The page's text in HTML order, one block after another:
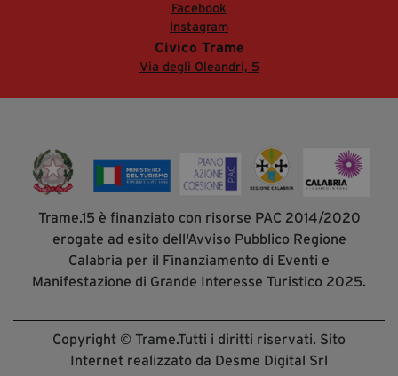
Facebook
Instagram
Civico Trame
Via degli Oleandri, 5
Trame.15 è finanziato con risorse PAC 2014/2020
erogate ad esito dell'Avviso Pubblico Regione
Calabria per il Finanziamento di Eventi e
Manifestazione di Grande Interesse Turistico 2025.
Copyright © Trame.Tutti i diritti riservati. Sito
Internet realizzato da Desme Digital Srl